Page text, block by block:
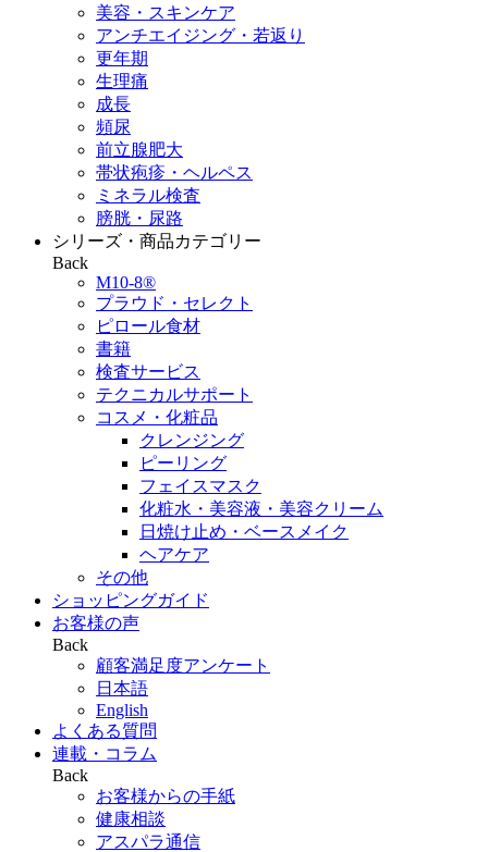
美容・スキンケア
アンチエイジング・若返り
更年期
生理痛
成長
頻尿
前立腺肥大
帯状疱疹・ヘルペス
ミネラル検査
膀胱・尿路
シリーズ・商品カテゴリー
Back
M10-8®
プラウド・セレクト
ピロール食材
書籍
検査サービス
テクニカルサポート
コスメ・化粧品
クレンジング
ピーリング
フェイスマスク
化粧水・美容液・美容クリーム
日焼け止め・ベースメイク
ヘアケア
その他
ショッピングガイド
お客様の声
Back
顧客満足度アンケート
日本語
English
よくある質問
連載・コラム
Back
お客様からの手紙
健康相談
アスパラ通信